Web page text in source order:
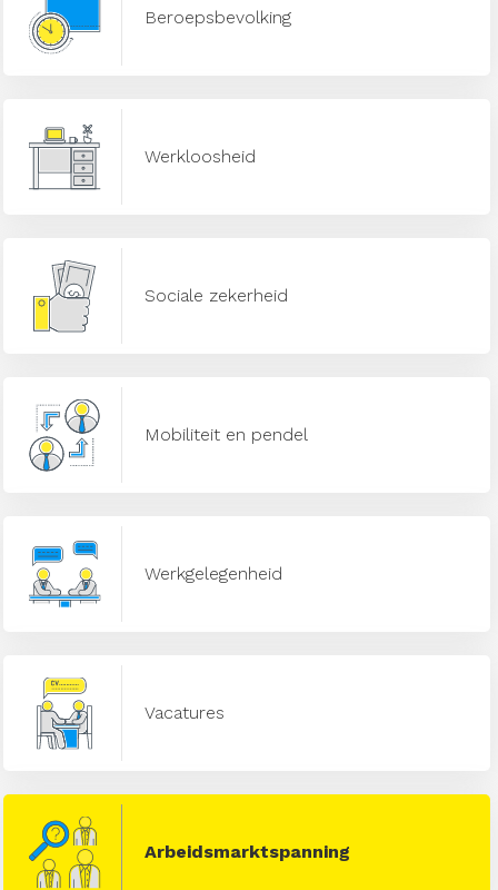
Beroepsbevolking
Werkloosheid
Sociale zekerheid
Mobiliteit en pendel
Werkgelegenheid
Vacatures
Arbeidsmarktspanning